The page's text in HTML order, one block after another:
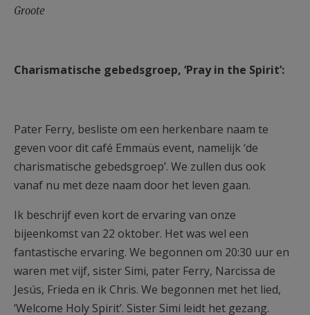
Groote
Charismatische gebedsgroep, ‘Pray in the Spirit’:
Pater Ferry, besliste om een herkenbare naam te
geven voor dit café Emmaüs event, namelijk ‘de
charismatische gebedsgroep’. We zullen dus ook
vanaf nu met deze naam door het leven gaan.
Ik beschrijf even kort de ervaring van onze
bijeenkomst van 22 oktober. Het was wel een
fantastische ervaring. We begonnen om 20:30 uur en
waren met vijf, sister Simi, pater Ferry, Narcissa de
Jesús, Frieda en ik Chris. We begonnen met het lied,
‘Welcome Holy Spirit’. Sister Simi leidt het gezang.